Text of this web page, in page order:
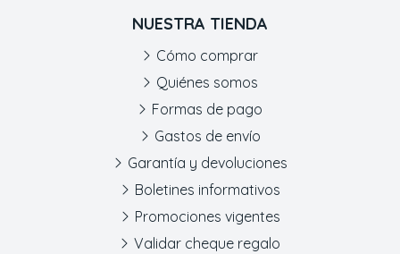
NUESTRA TIENDA
Cómo comprar
Quiénes somos
Formas de pago
Gastos de envío
Garantía y devoluciones
Boletines informativos
Promociones vigentes
Validar cheque regalo